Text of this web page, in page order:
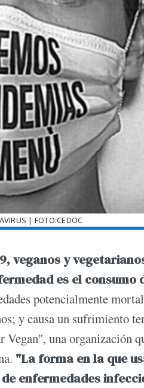
| FOTO:CEDOC
veganos y
es el consumo
potencialmente
y causa un sufrimiento
una organización
"La forma en la que
enfermedades